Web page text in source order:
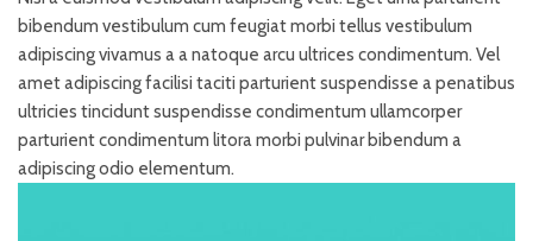
bibendum vestibulum cum feugiat morbi tellus vestibulum
adipiscing vivamus a a natoque arcu ultrices condimentum. Vel
amet adipiscing facilisi taciti parturient suspendisse a penatibus
ultricies tincidunt suspendisse condimentum ullamcorper
parturient condimentum litora morbi pulvinar bibendum a
adipiscing odio elementum.